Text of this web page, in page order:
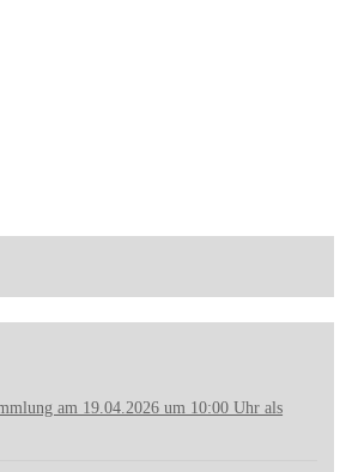
am 19.04.2026 um 10:00 Uhr als